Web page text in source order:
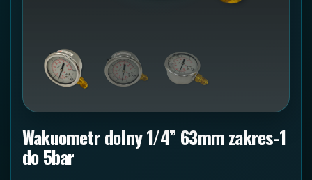
Wakuometr dolny 1/4” 63mm zakres-1
do 5bar